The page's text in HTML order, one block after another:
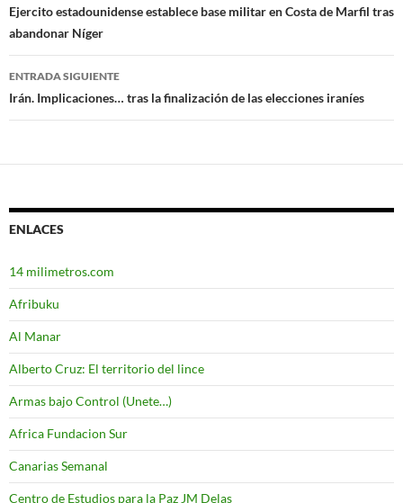
Navegación
de
entradas
Ejercito estadounidense establece base militar en Costa de Marfil tras
abandonar Níger
ENTRADA SIGUIENTE
Irán. Implicaciones… tras la finalización de las elecciones iraníes
ENLACES
14 milimetros.com
Afribuku
Al Manar
Alberto Cruz: El territorio del lince
Armas bajo Control (Unete…)
Africa Fundacion Sur
Canarias Semanal
Centro de Estudios para la Paz JM Delas